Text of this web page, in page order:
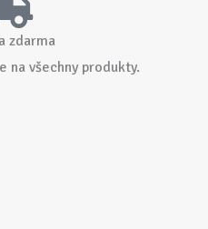
zdarma
na všechny produkty.